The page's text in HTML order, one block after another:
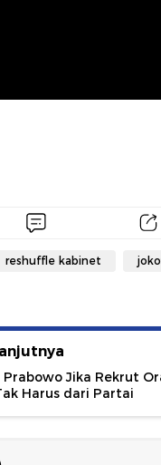
reshuffle kabinet
Prabowo Jika Rekrut
Harus dari Partai